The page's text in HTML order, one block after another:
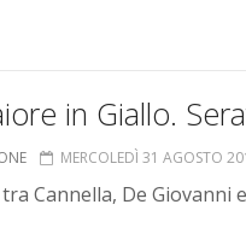
in Giallo.
MERCOLEDÌ 31 AGOSTO
tra Cannella, De